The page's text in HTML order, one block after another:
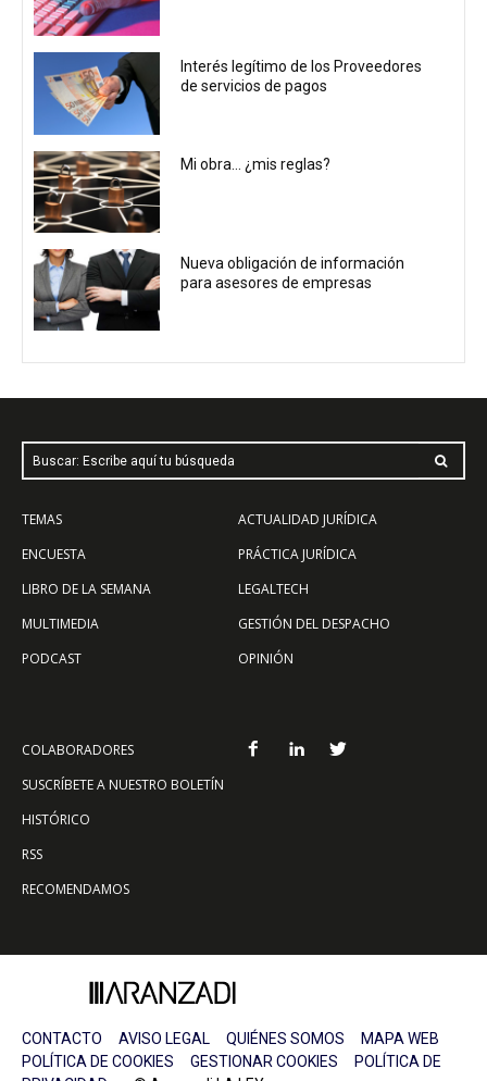
Interés legítimo de los Proveedores
de servicios de pagos
Mi obra… ¿mis reglas?
Nueva obligación de información
para asesores de empresas
Buscar: Escribe aquí tu búsqueda
TEMAS
ENCUESTA
LIBRO DE LA SEMANA
MULTIMEDIA
PODCAST
ACTUALIDAD JURÍDICA
PRÁCTICA JURÍDICA
LEGALTECH
GESTIÓN DEL DESPACHO
OPINIÓN
COLABORADORES
SUSCRÍBETE A NUESTRO BOLETÍN
HISTÓRICO
RSS
RECOMENDAMOS
CONTACTO AVISO LEGAL QUIÉNES SOMOS
MAPA WEB
POLÍTICA DE COOKIES
GESTIONAR COOKIES
POLÍTICA DE